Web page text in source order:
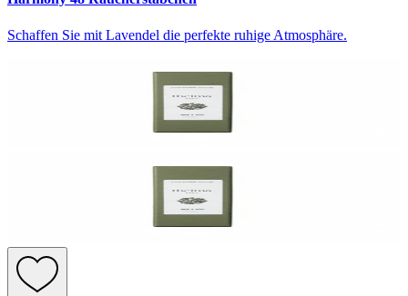
Schaffen Sie mit Lavendel die perfekte ruhige Atmosphäre.